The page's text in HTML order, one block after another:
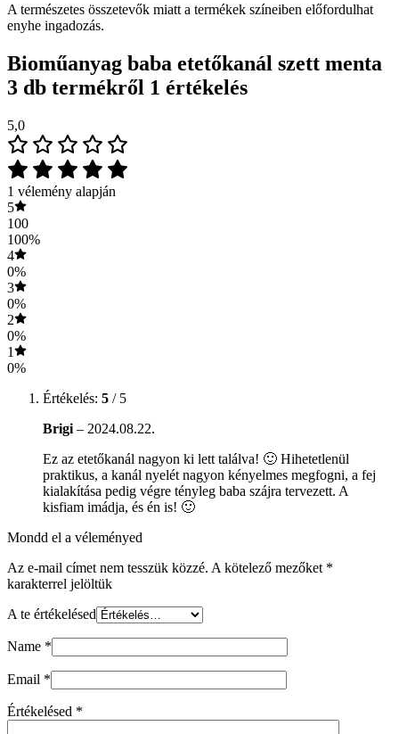
A természetes összetevők miatt a termékek színeiben előfordulhat
enyhe ingadozás.
Bioműanyag baba etetőkanál szett menta
3 db termékről 1 értékelés
5,0
1 vélemény alapján
5
100
100%
4
0%
3
0%
2
0%
1
0%
Értékelés: 5 / 5
Brigi – 2024.08.22.
Ez az etetőkanál nagyon ki lett találva! 🙂 Hihetetlenül
praktikus, a kanál nyelét nagyon kényelmes megfogni, a fej
kialakítása pedig végre tényleg baba szájra tervezett. A
kisfiam imádja, és én is! 🙂
Mondd el a véleményed
Az e-mail címet nem tesszük közzé. A kötelező mezőket *
karakterrel jelöltük
A te értékelésed
Name *
Email *
Értékelésed *